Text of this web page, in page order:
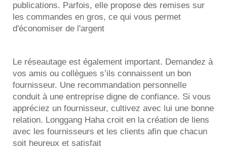
publications. Parfois, elle propose des remises sur
les commandes en gros, ce qui vous permet
d'économiser de l'argent
Le réseautage est également important. Demandez à
vos amis ou collègues s’ils connaissent un bon
fournisseur. Une recommandation personnelle
conduit à une entreprise digne de confiance. Si vous
appréciez un fournisseur, cultivez avec lui une bonne
relation. Longgang Haha croit en la création de liens
avec les fournisseurs et les clients afin que chacun
soit heureux et satisfait